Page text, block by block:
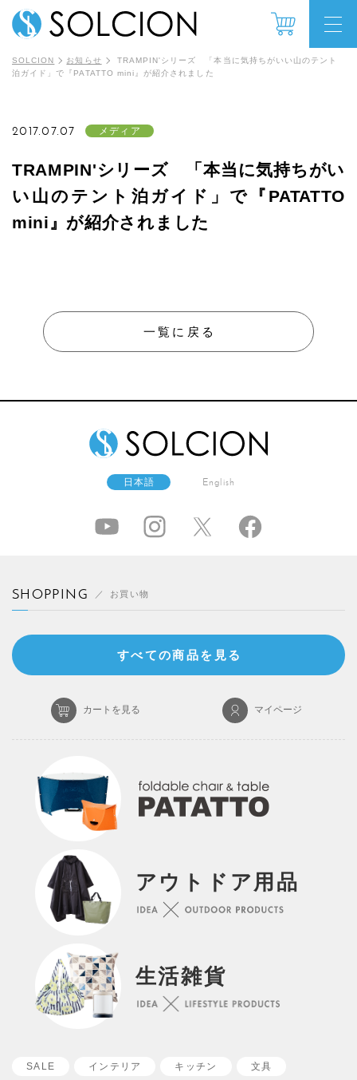
SOLCION お知らせ
TRAMPIN'シリーズ 「本当に気持ちがいい山のテント
泊ガイド」で『PATATTO mini』が紹介されました
TRAMPIN'シリーズ 「本当に気持ちがい
い山のテント泊ガイド」で『PATATTO
mini』が紹介されました
2017.07.07 メディア
一覧に戻る
日本語 English
SHOPPING お買い物
すべての商品を見る
カートを見る マイページ
アウトドア用品
生活雑貨
SALE インテリア キッチン 文具